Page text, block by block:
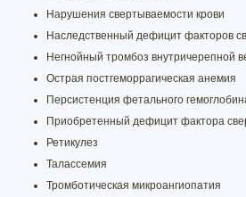
Нарушения свертываемости крови
Наследственный дефицит факторов
Негнойный тромбоз внутричерепной
Острая постгеморрагическая анемия
Персистенция фетального
Приобретенный дефицит фактора
Ретикулез
Талассемия
Тромботическая микроангиопатия